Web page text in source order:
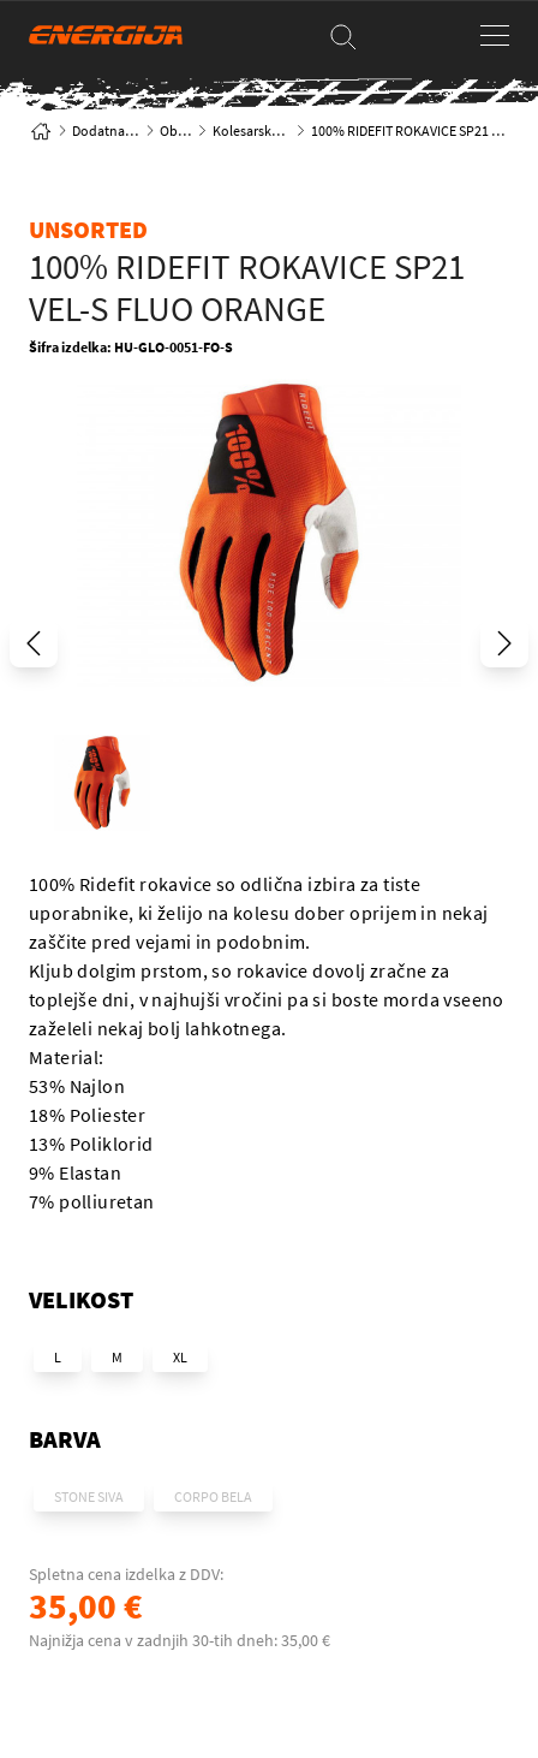
Dodatna oprema Oblačila Kolesarske rokavice 100% RIDEFIT ROKAVICE SP21 VEL-S FLUO ORANGE
UNSORTED
100% RIDEFIT ROKAVICE SP21
VEL-S FLUO ORANGE
Šifra izdelka: HU-GLO-0051-FO-S
100% Ridefit rokavice so odlična izbira za tiste
uporabnike, ki želijo na kolesu dober oprijem in nekaj
zaščite pred vejami in podobnim.
Kljub dolgim prstom, so rokavice dovolj zračne za
toplejše dni, v najhujši vročini pa si boste morda vseeno
zaželeli nekaj bolj lahkotnega.
Material:
53% Najlon
18% Poliester
13% Poliklorid
9% Elastan
7% polliuretan
VELIKOST
L M XL
BARVA
STONE SIVA CORPO BELA
Spletna cena izdelka z DDV:
35,00 €
Najnižja cena v zadnjih 30-tih dneh: 35,00 €